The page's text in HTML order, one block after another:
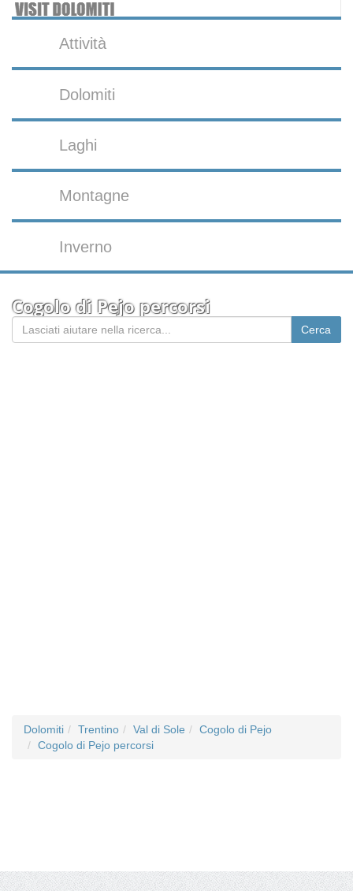
Attività
Dolomiti
Laghi
Montagne
Inverno
Cogolo di Pejo percorsi
Dolomiti Trentino Val di Sole
Cogolo di Pejo
Cogolo di Pejo percorsi